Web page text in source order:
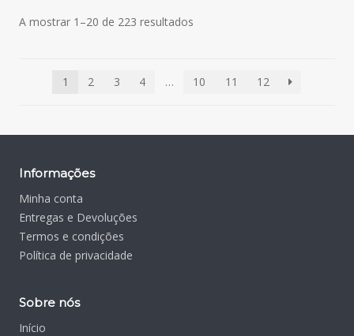
A mostrar 1–20 de 223 resultados
1 2 3 4 … 10 11 12
Informações
Minha conta
Entregas e Devoluções
Termos e condições
Política de privacidade
Sobre nós
Início